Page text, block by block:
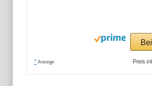
*Anzeige Preis